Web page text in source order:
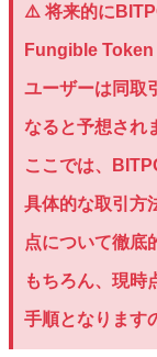
⚠️ 将来的に
Fungible Token
ユーザーは同取
なると予想され
ここでは、
具体的な取引方
点について徹底
もちろん、現時
手順となります